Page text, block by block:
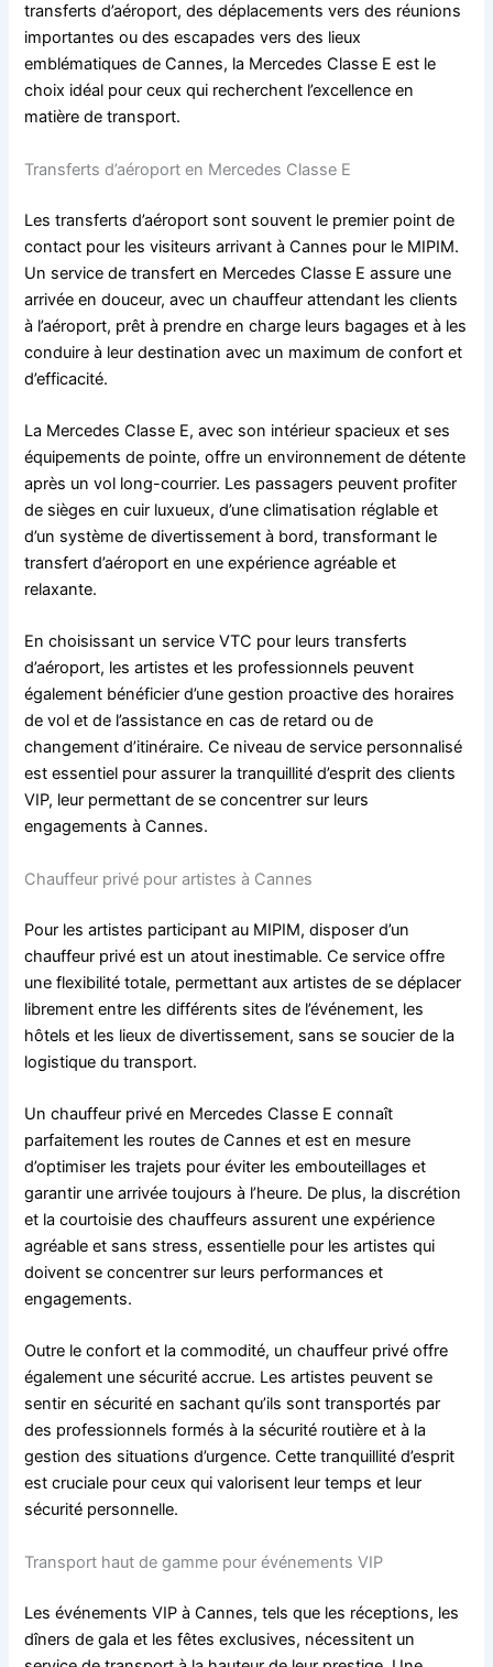
transferts d’aéroport, des déplacements vers des réunions
importantes ou des escapades vers des lieux
emblématiques de Cannes, la Mercedes Classe E est le
choix idéal pour ceux qui recherchent l’excellence en
matière de transport.
Transferts d’aéroport en Mercedes Classe E
Les transferts d’aéroport sont souvent le premier point de
contact pour les visiteurs arrivant à Cannes pour le MIPIM.
Un service de transfert en Mercedes Classe E assure une
arrivée en douceur, avec un chauffeur attendant les clients
à l’aéroport, prêt à prendre en charge leurs bagages et à les
conduire à leur destination avec un maximum de confort et
d’efficacité.
La Mercedes Classe E, avec son intérieur spacieux et ses
équipements de pointe, offre un environnement de détente
après un vol long-courrier. Les passagers peuvent profiter
de sièges en cuir luxueux, d’une climatisation réglable et
d’un système de divertissement à bord, transformant le
transfert d’aéroport en une expérience agréable et
relaxante.
En choisissant un service VTC pour leurs transferts
d’aéroport, les artistes et les professionnels peuvent
également bénéficier d’une gestion proactive des horaires
de vol et de l’assistance en cas de retard ou de
changement d’itinéraire. Ce niveau de service personnalisé
est essentiel pour assurer la tranquillité d’esprit des clients
VIP, leur permettant de se concentrer sur leurs
engagements à Cannes.
Chauffeur privé pour artistes à Cannes
Pour les artistes participant au MIPIM, disposer d’un
chauffeur privé est un atout inestimable. Ce service offre
une flexibilité totale, permettant aux artistes de se déplacer
librement entre les différents sites de l’événement, les
hôtels et les lieux de divertissement, sans se soucier de la
logistique du transport.
Un chauffeur privé en Mercedes Classe E connaît
parfaitement les routes de Cannes et est en mesure
d’optimiser les trajets pour éviter les embouteillages et
garantir une arrivée toujours à l’heure. De plus, la discrétion
et la courtoisie des chauffeurs assurent une expérience
agréable et sans stress, essentielle pour les artistes qui
doivent se concentrer sur leurs performances et
engagements.
Outre le confort et la commodité, un chauffeur privé offre
également une sécurité accrue. Les artistes peuvent se
sentir en sécurité en sachant qu’ils sont transportés par
des professionnels formés à la sécurité routière et à la
gestion des situations d’urgence. Cette tranquillité d’esprit
est cruciale pour ceux qui valorisent leur temps et leur
sécurité personnelle.
Transport haut de gamme pour événements VIP
Les événements VIP à Cannes, tels que les réceptions, les
dîners de gala et les fêtes exclusives, nécessitent un